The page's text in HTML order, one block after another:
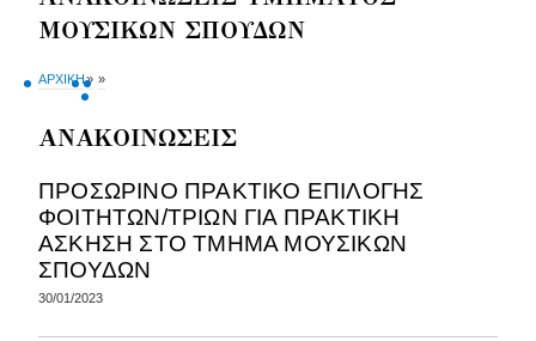
ΜΟΥΣΙΚΩΝ ΣΠΟΥΔΩΝ
ΑΡΧΙΚΗ» »
ΑΝΑΚΟΙΝΩΣΕΙΣ
ΠΡΟΣΩΡΙΝΟ ΠΡΑΚΤΙΚΟ ΕΠΙΛΟΓΗΣ
ΦΟΙΤΗΤΩΝ/ΤΡΙΩΝ ΓΙΑ ΠΡΑΚΤΙΚΗ
ΑΣΚΗΣΗ ΣΤΟ ΤΜΗΜΑ ΜΟΥΣΙΚΩΝ
ΣΠΟΥΔΩΝ
30/01/2023